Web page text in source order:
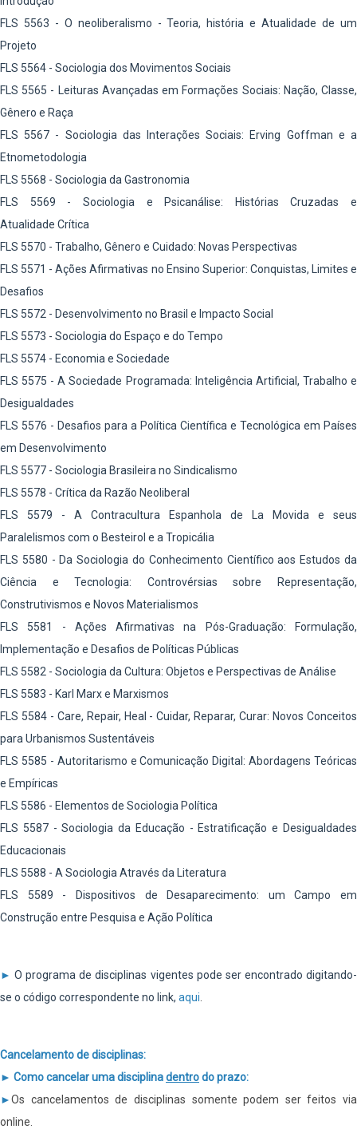
FLS 5563 - O neoliberalismo - Teoria, história e Atualidade de um
Projeto
FLS 5564 - Sociologia dos Movimentos Sociais
FLS 5565 - Leituras Avançadas em Formações Sociais: Nação, Classe,
Gênero e Raça
FLS 5567 - Sociologia das Interações Sociais: Erving Goffman e a
Etnometodologia
FLS 5568 - Sociologia da Gastronomia
FLS 5569 - Sociologia e Psicanálise: Histórias Cruzadas e
Atualidade Crítica
FLS 5570 - Trabalho, Gênero e Cuidado: Novas Perspectivas
FLS 5571 - Ações Afirmativas no Ensino Superior: Conquistas, Limites e
Desafios
FLS 5572 - Desenvolvimento no Brasil e Impacto Social
FLS 5573 - Sociologia do Espaço e do Tempo
FLS 5574 - Economia e Sociedade
FLS 5575 - A Sociedade Programada: Inteligência Artificial, Trabalho e
Desigualdades
FLS 5576 - Desafios para a Política Científica e Tecnológica em Países
em Desenvolvimento
FLS 5577 - Sociologia Brasileira no Sindicalismo
FLS 5578 - Crítica da Razão Neoliberal
FLS 5579 - A Contracultura Espanhola de La Movida e seus
Paralelismos com o Besteirol e a Tropicália
FLS 5580 - Da Sociologia do Conhecimento Científico aos Estudos da
Ciência e Tecnologia: Controvérsias sobre Representação,
Construtivismos e Novos Materialismos
FLS 5581 - Ações Afirmativas na Pós-Graduação: Formulação,
Implementação e Desafios de Políticas Públicas
FLS 5582 - Sociologia da Cultura: Objetos e Perspectivas de Análise
FLS 5583 - Karl Marx e Marxismos
FLS 5584 - Care, Repair, Heal - Cuidar, Reparar, Curar: Novos Conceitos
para Urbanismos Sustentáveis
FLS 5585 - Autoritarismo e Comunicação Digital: Abordagens Teóricas
e Empíricas
FLS 5586 - Elementos de Sociologia Política
FLS 5587 - Sociologia da Educação - Estratificação e Desigualdades
Educacionais
FLS 5588 - A Sociologia Através da Literatura
FLS 5589 - Dispositivos de Desaparecimento: um Campo em
Construção entre Pesquisa e Ação Política
► O programa de disciplinas vigentes pode ser encontrado digitando-
se o código correspondente no link, aqui
Cancelamento de disciplinas:
► Como cancelar uma disciplinadentrodo prazo:
►Os cancelamentos de disciplinas somente podem ser feitos via
online.